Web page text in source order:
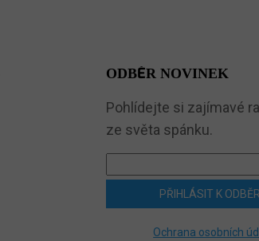
ODBĚR NOVINEK
Pohlídejte si zajímavé
ze světa spánku.
PŘIHLÁSIT K
Ochrana osobních